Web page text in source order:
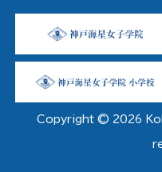
Copyright © 2026